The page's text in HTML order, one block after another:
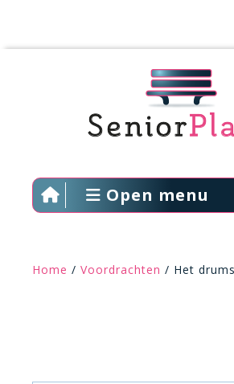
Open menu
Home / Voordrachten / Het